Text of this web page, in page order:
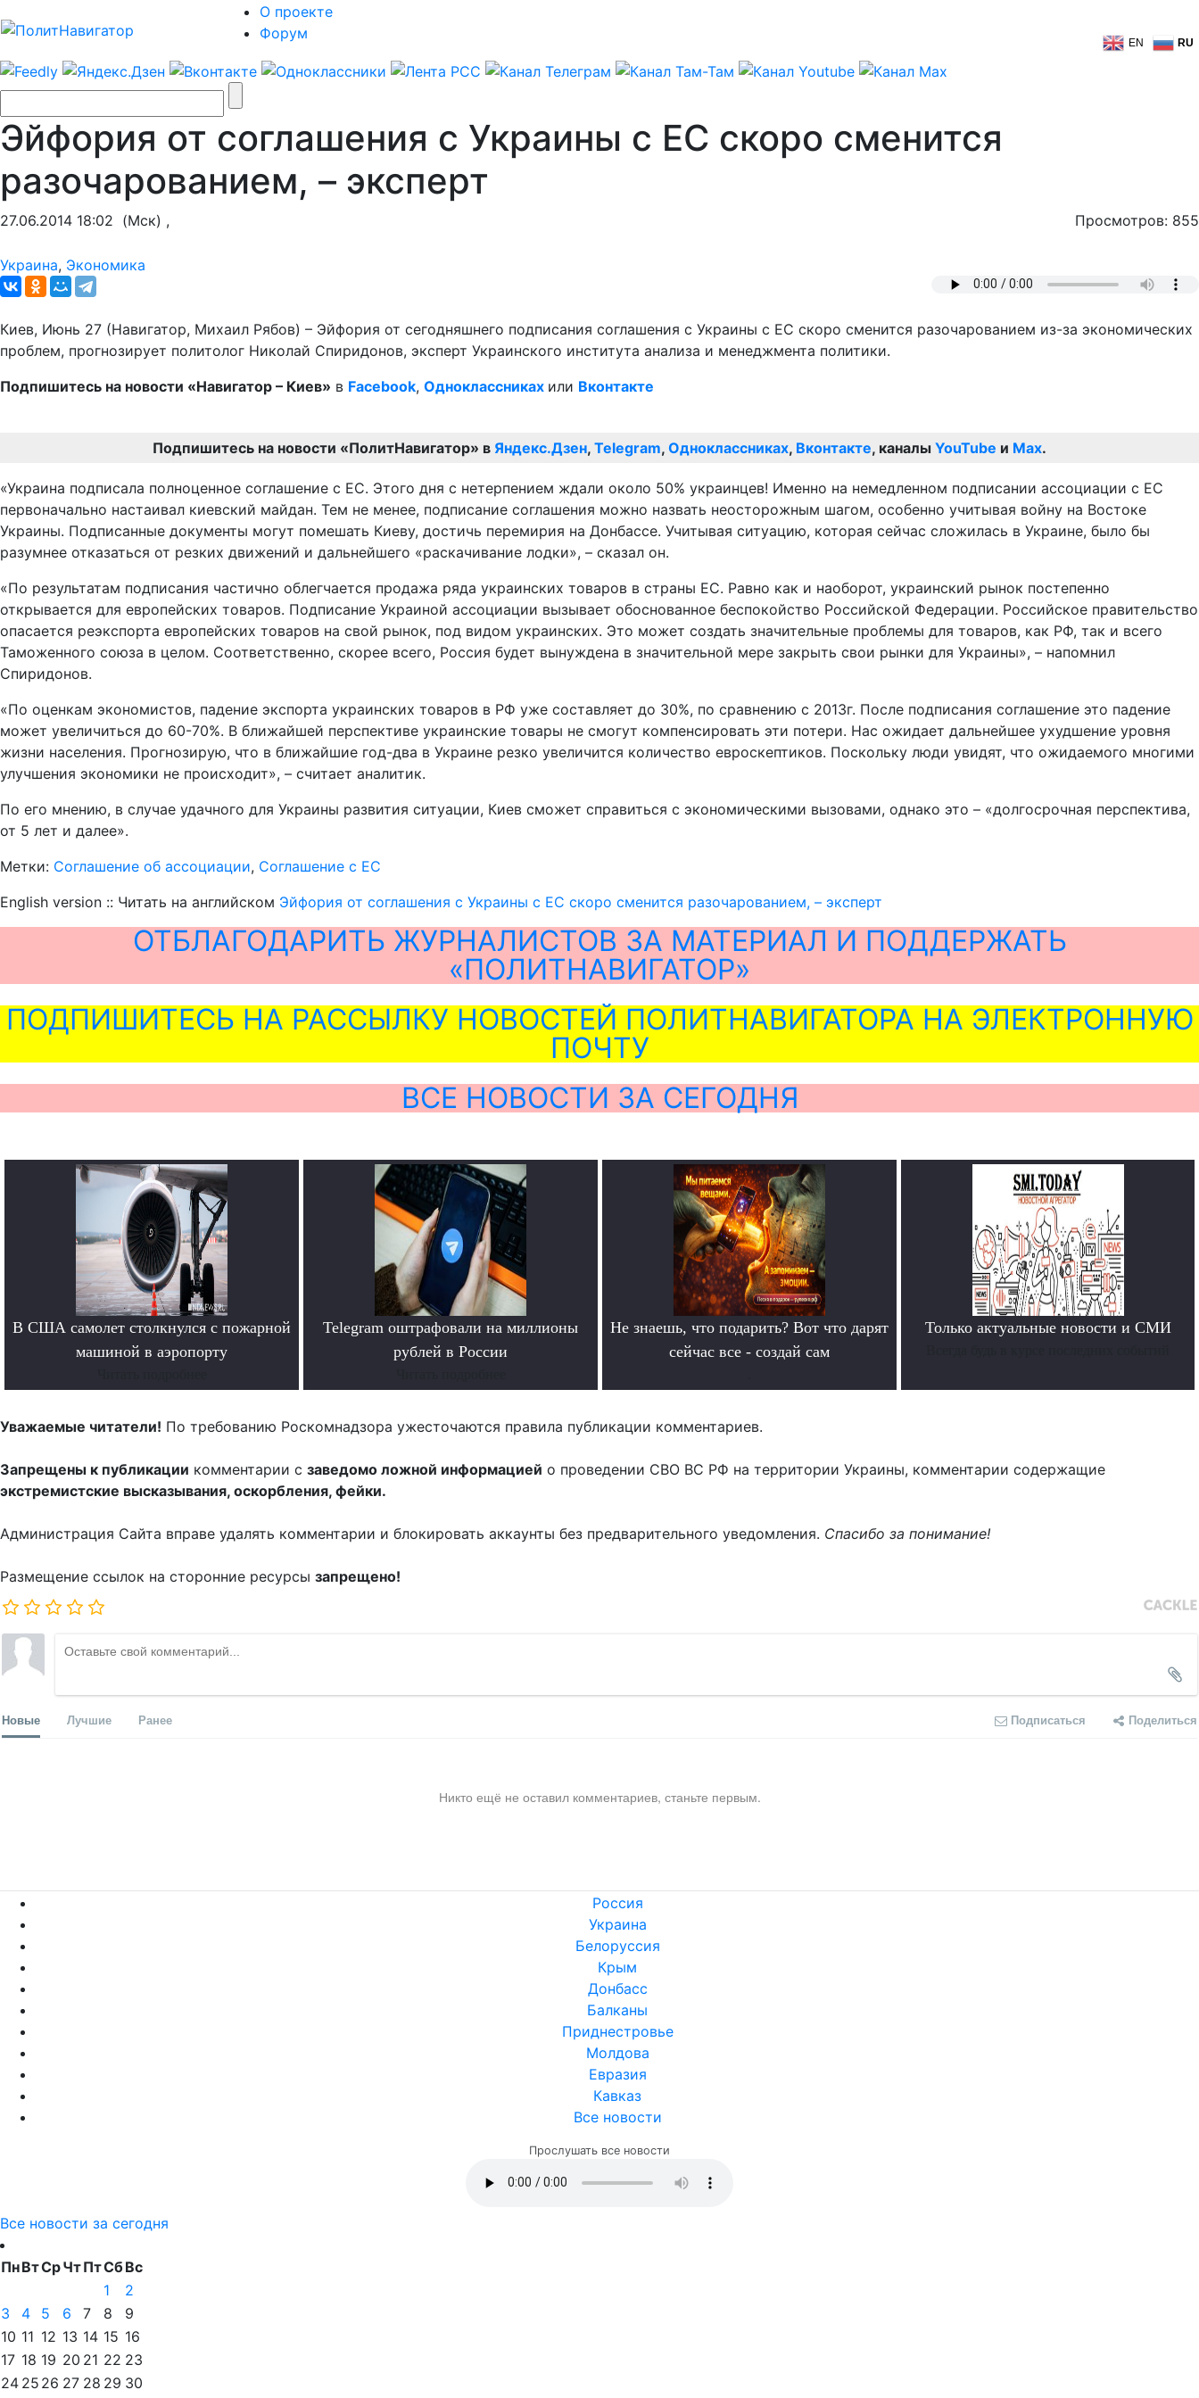
О проекте
Форум
EN RU
Эйфория от соглашения с Украины с ЕС скоро сменится
разочарованием, – эксперт
27.06.2014 18:02 (Мск) , Просмотров: 855
Украина, Экономика
Киев, Июнь 27 (Навигатор, Михаил Рябов) – Эйфория от сегодняшнего подписания соглашения с Украины с ЕС скоро сменится разочарованием из-за экономических
проблем, прогнозирует политолог Николай Спиридонов, эксперт Украинского института анализа и менеджмента политики.
Подпишитесь на новости «Навигатор – Киев» в Facebook, Одноклассниках или Вконтакте
Подпишитесь на новости «ПолитНавигатор» в Яндекс.Дзен, Telegram, Одноклассниках, Вконтакте, каналы YouTube и Max.
«Украина подписала полноценное соглашение с ЕС. Этого дня с нетерпением ждали около 50% украинцев! Именно на немедленном подписании ассоциации с ЕС
первоначально настаивал киевский майдан. Тем не менее, подписание соглашения можно назвать неосторожным шагом, особенно учитывая войну на Востоке
Украины. Подписанные документы могут помешать Киеву, достичь перемирия на Донбассе. Учитывая ситуацию, которая сейчас сложилась в Украине, было бы
разумнее отказаться от резких движений и дальнейшего «раскачивание лодки», – сказал он.
«По результатам подписания частично облегчается продажа ряда украинских товаров в страны ЕС. Равно как и наоборот, украинский рынок постепенно
открывается для европейских товаров. Подписание Украиной ассоциации вызывает обоснованное беспокойство Российской Федерации. Российское правительство
опасается реэкспорта европейских товаров на свой рынок, под видом украинских. Это может создать значительные проблемы для товаров, как РФ, так и всего
Таможенного союза в целом. Соответственно, скорее всего, Россия будет вынуждена в значительной мере закрыть свои рынки для Украины», – напомнил
Спиридонов.
«По оценкам экономистов, падение экспорта украинских товаров в РФ уже составляет до 30%, по сравнению с 2013г. После подписания соглашение это падение
может увеличиться до 60-70%. В ближайшей перспективе украинские товары не смогут компенсировать эти потери. Нас ожидает дальнейшее ухудшение уровня
жизни населения. Прогнозирую, что в ближайшие год-два в Украине резко увеличится количество евроскептиков. Поскольку люди увидят, что ожидаемого многими
улучшения экономики не происходит», – считает аналитик.
По его мнению, в случае удачного для Украины развития ситуации, Киев сможет справиться с экономическими вызовами, однако это – «долгосрочная перспектива,
от 5 лет и далее».
Метки: Соглашение об ассоциации, Соглашение с ЕС
English version :: Читать на английском Эйфория от соглашения с Украины с ЕС скоро сменится разочарованием, – эксперт
ОТБЛАГОДАРИТЬ ЖУРНАЛИСТОВ ЗА МАТЕРИАЛ И ПОДДЕРЖАТЬ
«ПОЛИТНАВИГАТОР»
ПОДПИШИТЕСЬ НА РАССЫЛКУ НОВОСТЕЙ ПОЛИТНАВИГАТОРА НА ЭЛЕКТРОННУЮ
ПОЧТУ
ВСЕ НОВОСТИ ЗА СЕГОДНЯ
В США самолет столкнулся с пожарной
машиной в аэропорту
Telegram оштрафовали на миллионы
рублей в России
Не знаешь, что подарить? Вот что дарят
сейчас все - создай сам
Только актуальные новости и СМИ
Уважаемые читатели! По требованию Роскомнадзора ужесточаются правила публикации комментариев.
Запрещены к публикации комментарии с заведомо ложной информацией о проведении СВО ВС РФ на территории Украины, комментарии содержащие
экстремистские высказывания, оскорбления, фейки.
Администрация Сайта вправе удалять комментарии и блокировать аккаунты без предварительного уведомления. Спасибо за понимание!
Размещение ссылок на сторонние ресурсы запрещено!
Новые Лучшие Ранее Подписаться Поделиться
Никто ещё не оставил комментариев, станьте первым.
Россия
Украина
Белоруссия
Крым
Донбасс
Балканы
Приднестровье
Молдова
Евразия
Кавказ
Все новости
Прослушать все новости
Все новости за сегодня
ПнВтСрЧтПтСбВс
1
2
3
4 5 6 7 8
9
10 11 12 13 14 15 16
17 18 19 20 21 22 23
24 25 26 27 28 29 30